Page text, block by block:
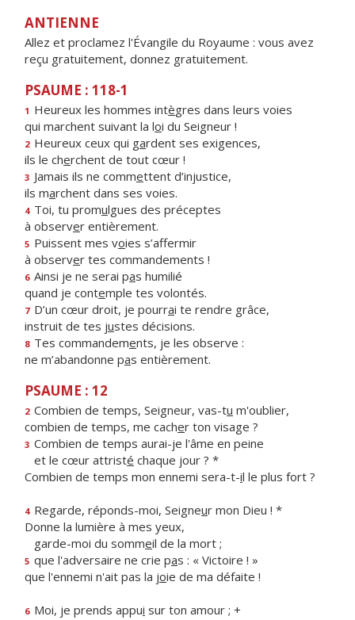
ANTIENNE
Allez et proclamez l'Évangile du Royaume : vous avez
reçu gratuitement, donnez gratuitement.
PSAUME : 118-1
1 Heureux les hommes intègres dans leurs voies
qui marchent suivant la loi du Seigneur !
2 Heureux ceux qui gardent ses exigences,
ils le cherchent de tout cœur !
3 Jamais ils ne commettent d’injustice,
ils marchent dans ses voies.
4 Toi, tu promulgues des préceptes
à observer entièrement.
5 Puissent mes voies s’affermir
à observer tes commandements !
6 Ainsi je ne serai pas humilié
quand je contemple tes volontés.
7 D’un cœur droit, je pourrai te rendre grâce,
instruit de tes justes décisions.
8 Tes commandements, je les observe :
ne m’abandonne pas entièrement.
PSAUME : 12
2 Combien de temps, Seigneur, vas-tu m'oublier,
combien de temps, me cacher ton visage ?
3 Combien de temps aurai-je l'âme en peine
et le cœur attristé chaque jour ? *
Combien de temps mon ennemi sera-t-il le plus fort ?
4 Regarde, réponds-moi, Seigneur mon Dieu ! *
Donne la lumière à mes yeux,
garde-moi du sommeil de la mort ;
5 que l'adversaire ne crie pas : « Victoire ! »
que l'ennemi n'ait pas la joie de ma défaite !
6 Moi, je prends appui sur ton amour ; +